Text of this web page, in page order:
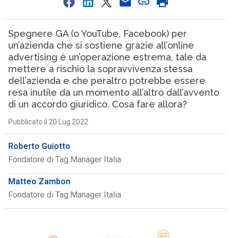
Spegnere GA (o YouTube, Facebook) per
un’azienda che si sostiene grazie all’online
advertising è un’operazione estrema, tale da
mettere a rischio la sopravvivenza stessa
dell’azienda e che peraltro potrebbe essere
resa inutile da un momento all’altro dall’avvento
di un accordo giuridico. Cosa fare allora?
Pubblicato il 20 Lug 2022
Roberto Guiotto
Fondatore di Tag Manager Italia
Matteo Zambon
Fondatore di Tag Manager Italia